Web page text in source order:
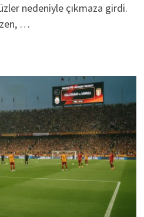
nedeniyle çıkmaza girdi.
…